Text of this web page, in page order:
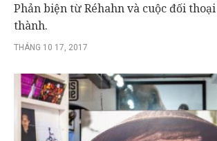
Phản biện từ Réhahn và cuộc đối
thành.
THÁNG 10 17, 2017